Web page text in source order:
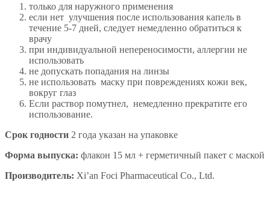
только для наружного применения
если нет улучшения после использования капель в
течение 5-7 дней, следует немедленно обратиться к
врачу
при индивидуальной непереносимости, аллергии не
использовать
не допускать попадания на линзы
не использовать маску при повреждениях кожи век,
вокруг глаз
Если раствор помутнел, немедленно прекратите его
использование.
Срок годности 2 года указан на упаковке
Форма выпуска: флакон 15 мл + герметичный пакет с маской
Производитель: Xi’an Foci Pharmaceutical Co., Ltd.